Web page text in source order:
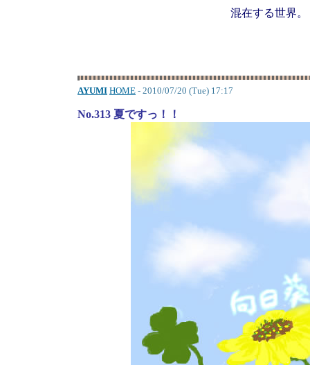
混在する世界。
AYUMI HOME - 2010/07/20 (Tue) 17:17
No.313 夏ですっ！！